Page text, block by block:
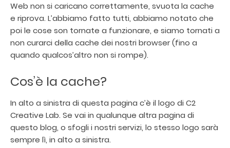
Web non si caricano correttamente, svuota la cache
e riprova. L’abbiamo fatto tutti, abbiamo notato che
poi le cose son tornate a funzionare, e siamo tornati a
non curarci della cache dei nostri browser (fino a
quando qualcos’altro non si rompe).
Cos’è la cache?
In alto a sinistra di questa pagina c’è il logo di C2
Creative Lab. Se vai in qualunque altra pagina di
questo blog, o sfogli i nostri servizi, lo stesso logo sarà
sempre lì, in alto a sinistra.